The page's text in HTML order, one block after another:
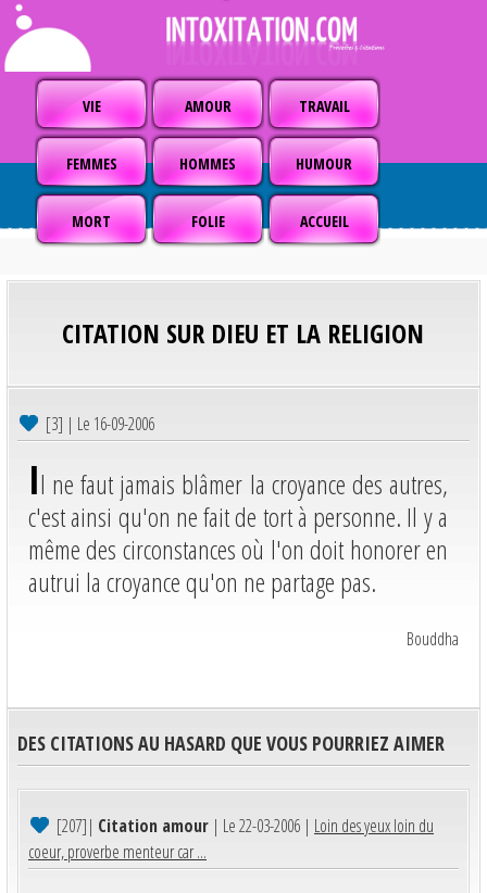
VIE AMOUR TRAVAIL
FEMMES HOMMES HUMOUR
MORT FOLIE ACCUEIL
CITATION SUR DIEU ET LA RELIGION
[3] | Le 16-09-2006
Il ne faut jamais blâmer la croyance des autres,
c'est ainsi qu'on ne fait de tort à personne. Il y a
même des circonstances où l'on doit honorer en
autrui la croyance qu'on ne partage pas.
Bouddha
DES CITATIONS AU HASARD QUE VOUS POURRIEZ AIMER
[207]| Citation amour | Le 22-03-2006 | Loin des yeux loin du
coeur, proverbe menteur car ...